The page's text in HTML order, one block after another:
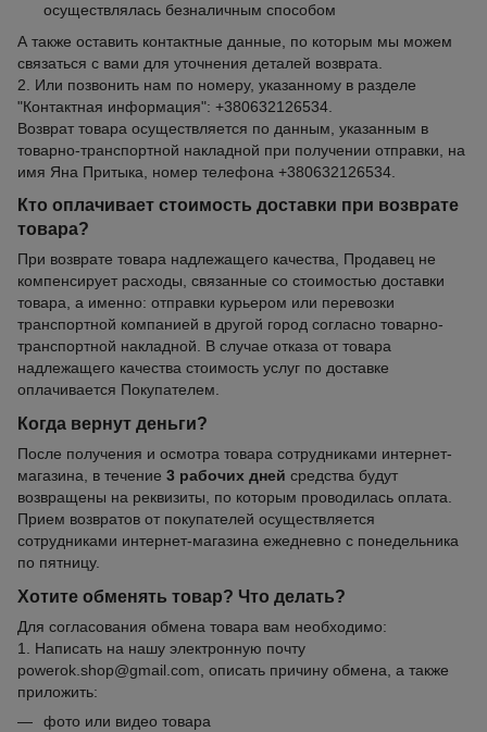
осуществлялась безналичным способом
А также оставить контактные данные, по которым мы можем
связаться с вами для уточнения деталей возврата.
2. Или позвонить нам по номеру, указанному в разделе
"Контактная информация": +380632126534.
Возврат товара осуществляется по данным, указанным в
товарно-транспортной накладной при получении отправки, на
имя Яна Притыка, номер телефона +380632126534.
Кто оплачивает стоимость доставки при возврате
товара?
При возврате товара надлежащего качества, Продавец не
компенсирует расходы, связанные со стоимостью доставки
товара, а именно: отправки курьером или перевозки
транспортной компанией в другой город согласно товарно-
транспортной накладной. В случае отказа от товара
надлежащего качества стоимость услуг по доставке
оплачивается Покупателем.
Когда вернут деньги?
После получения и осмотра товара сотрудниками интернет-
магазина, в течение 3 рабочих дней средства будут
возвращены на реквизиты, по которым проводилась оплата.
Прием возвратов от покупателей осуществляется
сотрудниками интернет-магазина ежедневно с понедельника
по пятницу.
Хотите обменять товар? Что делать?
Для согласования обмена товара вам необходимо:
1. Написать на нашу электронную почту
powerok.shop@gmail.com, описать причину обмена, а также
приложить:
фото или видео товара